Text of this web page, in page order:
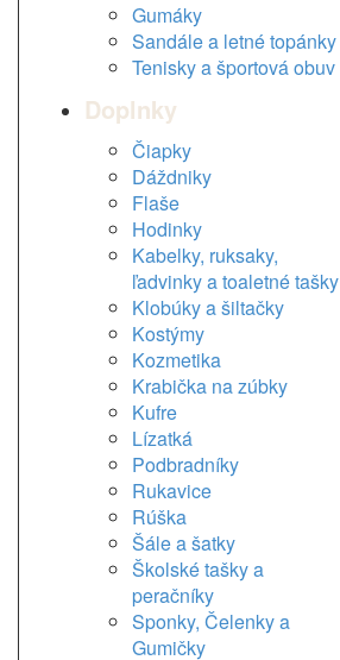
Gumáky
Sandále a letné topánky
Tenisky a športová obuv
Doplnky
Čiapky
Dáždniky
Flaše
Hodinky
Kabelky, ruksaky,
ľadvinky a toaletné tašky
Klobúky a šiltačky
Kostýmy
Kozmetika
Krabička na zúbky
Kufre
Lízatká
Podbradníky
Rukavice
Rúška
Šále a šatky
Školské tašky a
peračníky
Sponky, Čelenky a
Gumičky